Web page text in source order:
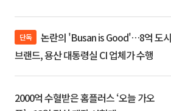
단독
브랜드, 용산 대통령실 CI 업체가 수행
2000억 수혈받은 홈플러스 ‘오늘 가오